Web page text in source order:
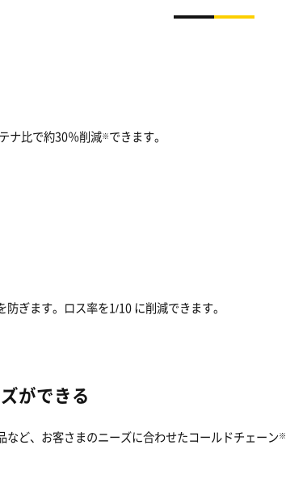
ナ比で約30％削減※できます。
ぎます。ロス率を1/10 に削減できます。
ができる
ど、お客さまのニーズに合わせたコールドチェーン※